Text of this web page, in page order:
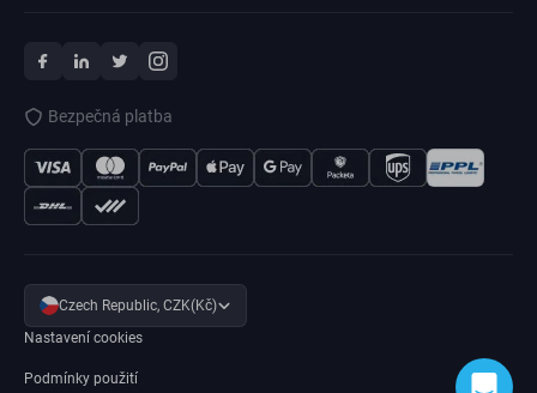
Bezpečná platba
Czech Republic, CZK(Kč)
Nastavení cookies
Podmínky použití